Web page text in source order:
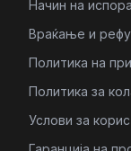
Начин на
Враќање и
Политика на
Политика за
Услови за